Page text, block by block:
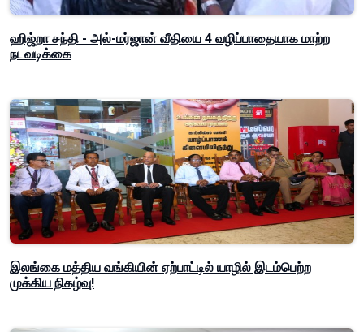
ஹிஜ்றா சந்தி - அல்-மர்ஜான் வீதியை 4 வழிப்பாதையாக மாற்ற
நடவடிக்கை
இலங்கை மத்திய வங்கியின் ஏற்பாட்டில் யாழில் இடம்பெற்ற
முக்கிய நிகழ்வு!